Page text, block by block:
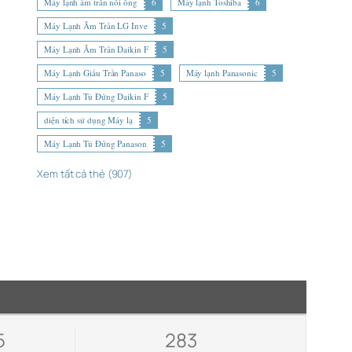
Máy Lạnh Âm Trần LG Inve
5
Máy Lạnh Âm Trần Daikin F
5
Máy Lạnh Giấu Trần Panaso
5 Máy lạnh Panasonic
5
Máy Lạnh Tủ Đứng Daikin F
5
diện tích sử dụng Máy lạ
5
Máy Lạnh Tủ Đứng Panason
5
Xem tất cả thẻ (907)
283